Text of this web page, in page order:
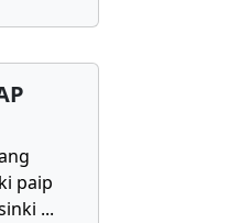
paip
...